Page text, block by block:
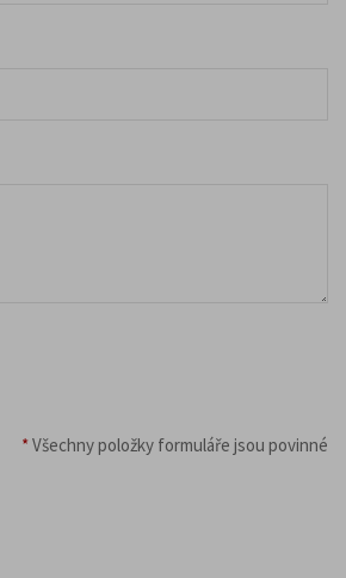
*Všechny položky formuláře jsou povinné